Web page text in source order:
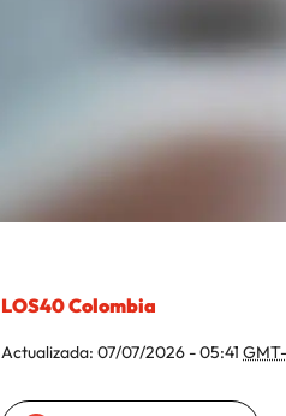
LOS40 Colombia
Actualizada: 07/07/2026 - 05:41